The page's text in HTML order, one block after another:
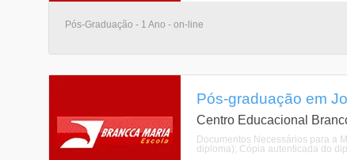
Pós-Graduação - 1 Ano - on-line
Pós-graduação em
Centro Educacional
Documentos Necessários para a
diploma); Cópia autenticada do